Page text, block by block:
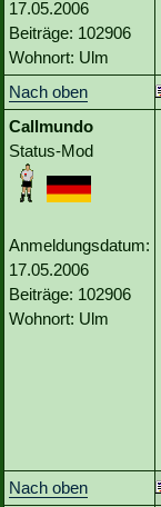
17.05.2006
Beiträge: 102906
Wohnort: Ulm
Nach oben
Callmundo
Status-Mod
Anmeldungsdatum:
17.05.2006
Beiträge: 102906
Wohnort: Ulm
Nach oben